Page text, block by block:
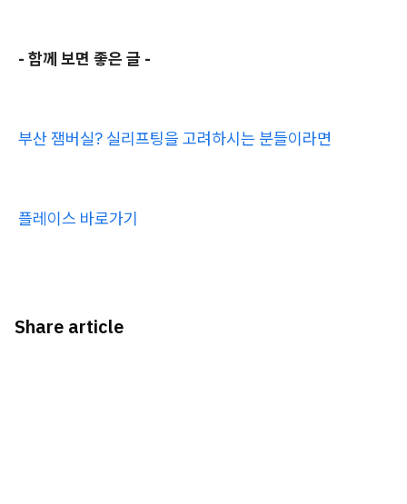
- 함께 보면 좋은 글 -
부산 잼버실? 실리프팅을 고려하시는 분들이라면
플레이스 바로가기
Share article